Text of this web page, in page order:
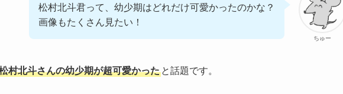
ちゅー
松村北斗君って、幼少期はどれだけ可愛かったのかな？
画像もたくさん見たい！
村北斗さんの幼少期が超可愛かった と話題です。